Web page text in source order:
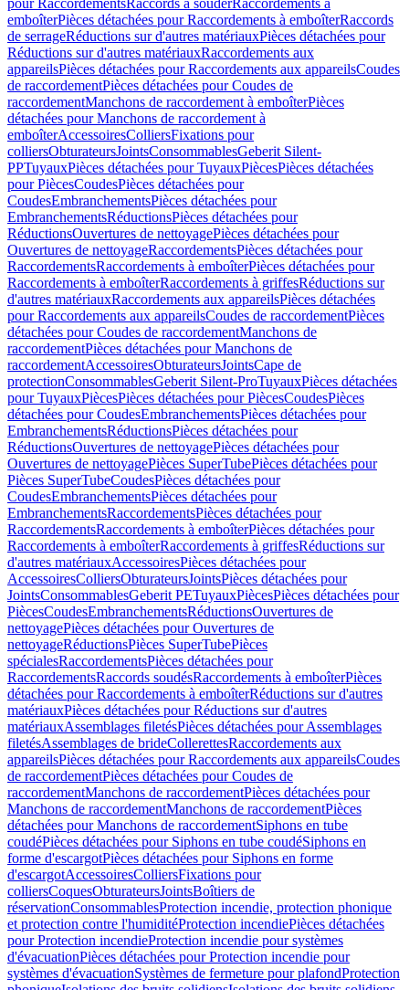
pour RaccordementsRaccords à souderRaccordements à
emboîterPièces détachées pour Raccordements à emboîterRaccords
de serrageRéductions sur d'autres matériauxPièces détachées pour
Réductions sur d'autres matériauxRaccordements aux
appareilsPièces détachées pour Raccordements aux appareilsCoudes
de raccordementPièces détachées pour Coudes de
raccordementManchons de raccordement à emboîterPièces
détachées pour Manchons de raccordement à
emboîterAccessoiresColliersFixations pour
colliersObturateursJointsConsommablesGeberit Silent-
PPTuyauxPièces détachées pour TuyauxPiècesPièces détachées
pour PiècesCoudesPièces détachées pour
CoudesEmbranchementsPièces détachées pour
EmbranchementsRéductionsPièces détachées pour
RéductionsOuvertures de nettoyagePièces détachées pour
Ouvertures de nettoyageRaccordementsPièces détachées pour
RaccordementsRaccordements à emboîterPièces détachées pour
Raccordements à emboîterRaccordements à griffesRéductions sur
d'autres matériauxRaccordements aux appareilsPièces détachées
pour Raccordements aux appareilsCoudes de raccordementPièces
détachées pour Coudes de raccordementManchons de
raccordementPièces détachées pour Manchons de
raccordementAccessoiresObturateursJointsCape de
protectionConsommablesGeberit Silent-ProTuyauxPièces détachées
pour TuyauxPiècesPièces détachées pour PiècesCoudesPièces
détachées pour CoudesEmbranchementsPièces détachées pour
EmbranchementsRéductionsPièces détachées pour
RéductionsOuvertures de nettoyagePièces détachées pour
Ouvertures de nettoyagePièces SuperTubePièces détachées pour
Pièces SuperTubeCoudesPièces détachées pour
CoudesEmbranchementsPièces détachées pour
EmbranchementsRaccordementsPièces détachées pour
RaccordementsRaccordements à emboîterPièces détachées pour
Raccordements à emboîterRaccordements à griffesRéductions sur
d'autres matériauxAccessoiresPièces détachées pour
AccessoiresColliersObturateursJointsPièces détachées pour
JointsConsommablesGeberit PETuyauxPiècesPièces détachées pour
PiècesCoudesEmbranchementsRéductionsOuvertures de
nettoyagePièces détachées pour Ouvertures de
nettoyageRéductionsPièces SuperTubePièces
spécialesRaccordementsPièces détachées pour
RaccordementsRaccords soudésRaccordements à emboîterPièces
détachées pour Raccordements à emboîterRéductions sur d'autres
matériauxPièces détachées pour Réductions sur d'autres
matériauxAssemblages filetésPièces détachées pour Assemblages
filetésAssemblages de brideCollerettesRaccordements aux
appareilsPièces détachées pour Raccordements aux appareilsCoudes
de raccordementPièces détachées pour Coudes de
raccordementManchons de raccordementPièces détachées pour
Manchons de raccordementManchons de raccordementPièces
détachées pour Manchons de raccordementSiphons en tube
coudéPièces détachées pour Siphons en tube coudéSiphons en
forme d'escargotPièces détachées pour Siphons en forme
d'escargotAccessoiresColliersFixations pour
colliersCoquesObturateursJointsBoîtiers de
réservationConsommablesProtection incendie, protection phonique
et protection contre l'humiditéProtection incendiePièces détachées
pour Protection incendieProtection incendie pour systèmes
d'évacuationPièces détachées pour Protection incendie pour
systèmes d'évacuationSystèmes de fermeture pour plafondProtection